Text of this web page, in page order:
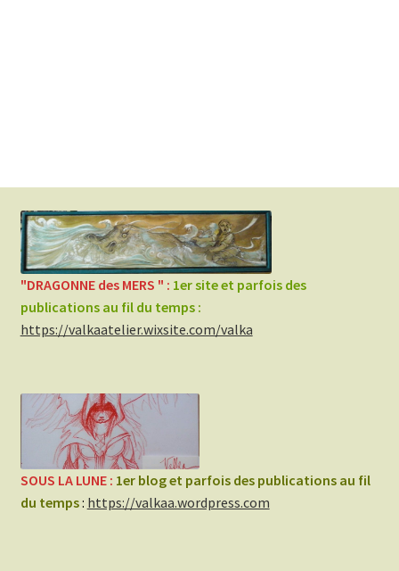
"DRAGONNE des MERS " : 1er site et parfois des
publications au fil du temps :
https://valkaatelier.wixsite.com/valka
SOUS LA LUNE : 1er blog et parfois des publications au fil
du temps: https://valkaa.wordpress.com